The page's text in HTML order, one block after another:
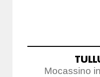
Mocassino